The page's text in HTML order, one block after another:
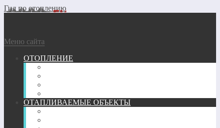
Гид по отоплению
Меню сайта
ОТОПЛЕНИЕ
ОТАПЛИВАЕМЫЕ ОБЪЕКТЫ